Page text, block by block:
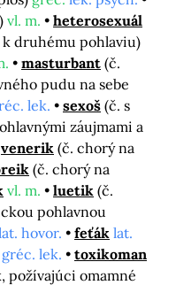
vl. m.
heterosexuál
druhému pohlaviu)
masturbant (č.
pudu na sebe
lek. sexoš (č. s
záujmami a
venerik (č. chorý na
(č. chorý na
vl. m. luetik (č.
pohlavnou
hovor. feťák lat.
gréc. lek.
toxikoman
požívajúci omamné